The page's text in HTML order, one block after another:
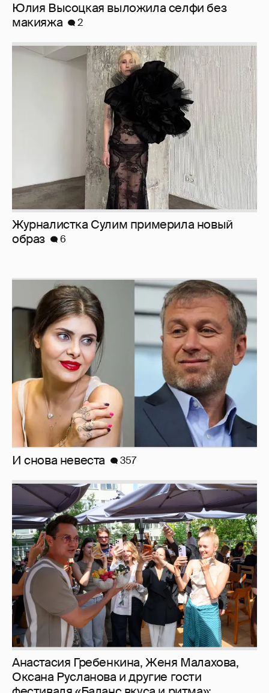
Юлия Высоцкая выложила селфи без
макияжа
2
Журналистка Сулим примерила новый
образ
6
И снова невеста 357
Анастасия Гребенкина, Женя Малахова,
Оксана Русланова и другие гости